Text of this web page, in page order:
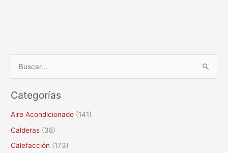
s
c
Categorías
Aire Acondicionado (141)
Calderas (38)
Calefacción (173)